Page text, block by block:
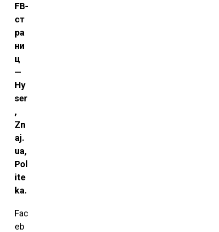
FB-
ст
ра
ни
ц
—
Hy
ser
,
Zn
aj.
ua,
Pol
ite
ka.
Fac
eb